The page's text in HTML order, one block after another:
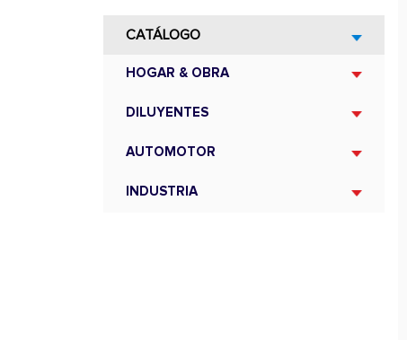
CATÁLOGO
HOGAR & OBRA
DILUYENTES
AUTOMOTOR
INDUSTRIA